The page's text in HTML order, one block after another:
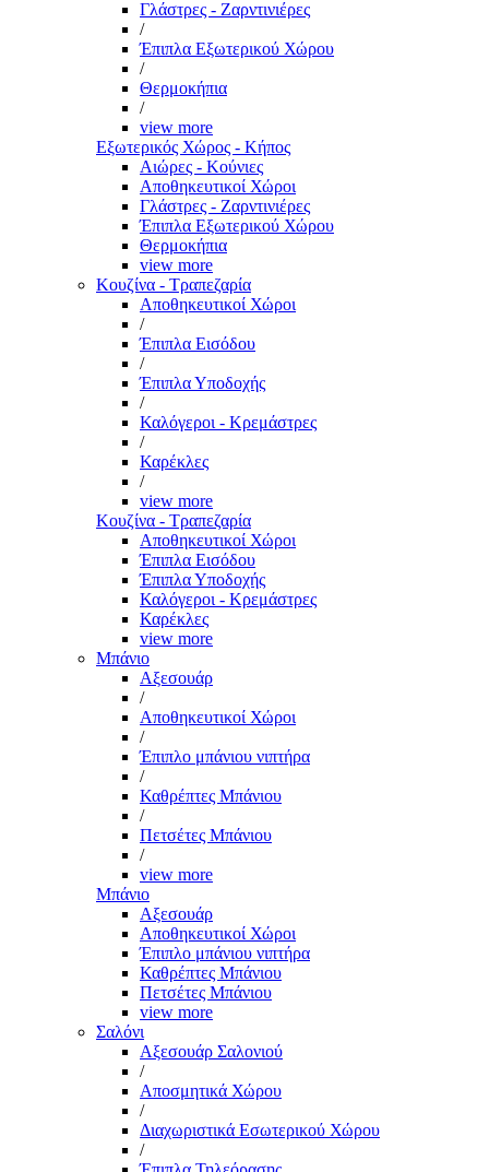
Γλάστρες - Ζαρντινιέρες
/
Έπιπλα Εξωτερικού Χώρου
/
Θερμοκήπια
/
view more
Εξωτερικός Χώρος - Κήπος
Αιώρες - Κούνιες
Αποθηκευτικοί Χώροι
Γλάστρες - Ζαρντινιέρες
Έπιπλα Εξωτερικού Χώρου
Θερμοκήπια
view more
Κουζίνα - Τραπεζαρία
Αποθηκευτικοί Χώροι
/
Έπιπλα Εισόδου
/
Έπιπλα Υποδοχής
/
Καλόγεροι - Κρεμάστρες
/
Καρέκλες
/
view more
Κουζίνα - Τραπεζαρία
Αποθηκευτικοί Χώροι
Έπιπλα Εισόδου
Έπιπλα Υποδοχής
Καλόγεροι - Κρεμάστρες
Καρέκλες
view more
Μπάνιο
Αξεσουάρ
/
Αποθηκευτικοί Χώροι
/
Έπιπλο μπάνιου νιπτήρα
/
Καθρέπτες Μπάνιου
/
Πετσέτες Μπάνιου
/
view more
Μπάνιο
Αξεσουάρ
Αποθηκευτικοί Χώροι
Έπιπλο μπάνιου νιπτήρα
Καθρέπτες Μπάνιου
Πετσέτες Μπάνιου
view more
Σαλόνι
Αξεσουάρ Σαλονιού
/
Αποσμητικά Χώρου
/
Διαχωριστικά Εσωτερικού Χώρου
/